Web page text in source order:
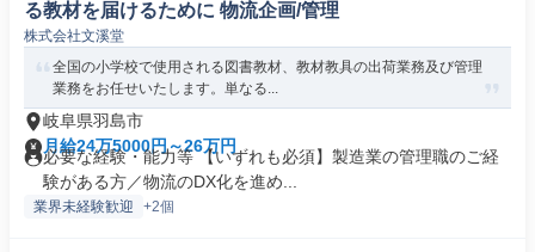
る教材を届けるために 物流企画/管理
株式会社文溪堂
全国の小学校で使用される図書教材、教材教具の出荷業務及び管理
業務をお任せいたします。単なる...
岐阜県羽島市
月給24万5000円～26万円
必要な経験・能力等 【いずれも必須】製造業の管理職のご経
験がある方／物流のDX化を進め...
業界未経験歓迎 +2個